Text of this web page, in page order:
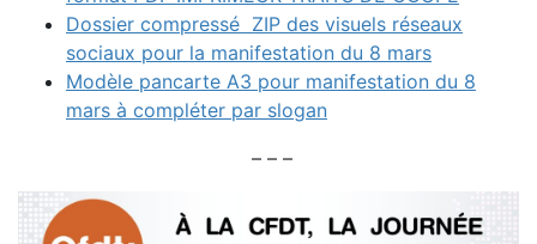
Dossier compressé ZIP des visuels réseaux
sociaux pour la manifestation du 8 mars
Modèle pancarte A3 pour manifestation du 8
mars à compléter par slogan
– – –